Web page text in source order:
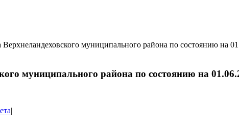
муниципального района по состоянию на
муниципального района по состоянию на
|